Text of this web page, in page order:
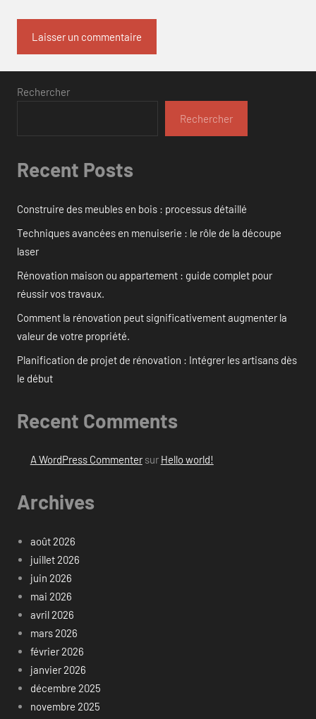
Rechercher
Rechercher
Recent Posts
Construire des meubles en bois : processus détaillé
Techniques avancées en menuiserie : le rôle de la découpe
laser
Rénovation maison ou appartement : guide complet pour
réussir vos travaux.
Comment la rénovation peut significativement augmenter la
valeur de votre propriété.
Planification de projet de rénovation : Intégrer les artisans dès
le début
Recent Comments
A WordPress Commentersur Hello world!
Archives
août 2026
juillet 2026
juin 2026
mai 2026
avril 2026
mars 2026
février 2026
janvier 2026
décembre 2025
novembre 2025